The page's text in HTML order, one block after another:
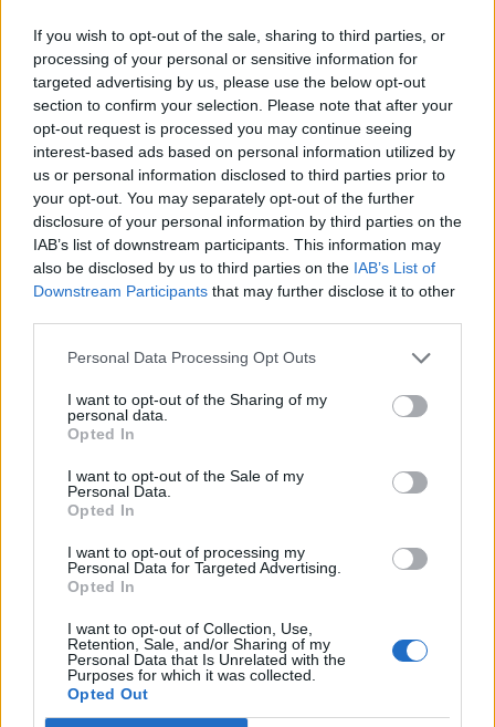
If you wish to opt-out of the sale, sharing to third parties, or
processing of your personal or sensitive information for
targeted advertising by us, please use the below opt-out
section to confirm your selection. Please note that after your
opt-out request is processed you may continue seeing
interest-based ads based on personal information utilized by
us or personal information disclosed to third parties prior to
your opt-out. You may separately opt-out of the further
disclosure of your personal information by third parties on the
IAB’s list of downstream participants. This information may
also be disclosed by us to third parties on the IAB’s List of
Downstream Participants that may further disclose it to other
Personal Data Processing Opt Outs
I want to opt-out of the Sharing of my
personal data.
Opted In
I want to opt-out of the Sale of my
Personal Data.
Opted In
I want to opt-out of processing my
Personal Data for Targeted Advertising.
Opted In
I want to opt-out of Collection, Use,
Retention, Sale, and/or Sharing of my
Personal Data that Is Unrelated with the
Purposes for which it was collected.
Opted Out
'Πρόληψη και Διάγνωση' Πρότυπο Εργαστήριο Μικροβιολογίας - Βιοπαθολογίας
ΑΓΓΕΛΙΕΣ